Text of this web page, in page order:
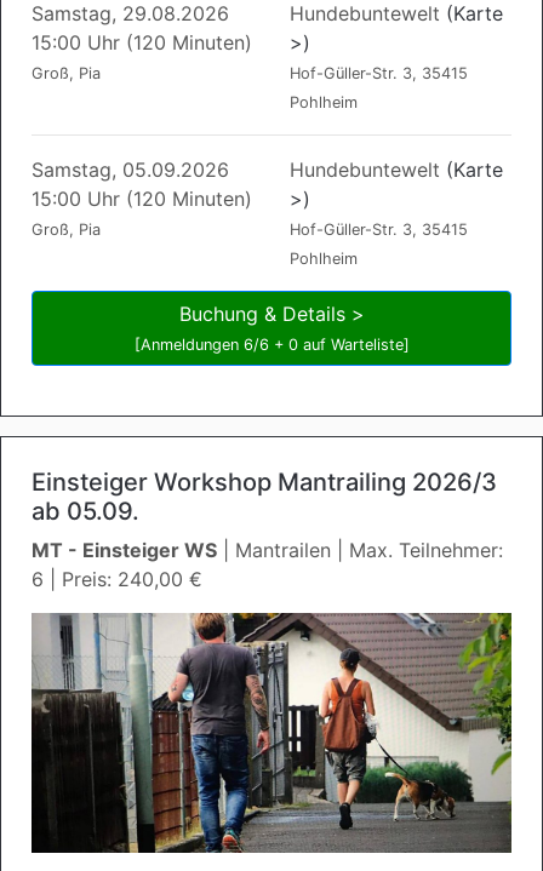
Samstag, 29.08.2026
15:00 Uhr (120 Minuten)
Groß, Pia
Hundebuntewelt (Karte
>)
Hof-Güller-Str. 3, 35415
Pohlheim
Samstag, 05.09.2026
15:00 Uhr (120 Minuten)
Groß, Pia
Hundebuntewelt (Karte
>)
Hof-Güller-Str. 3, 35415
Pohlheim
Buchung & Details >
[Anmeldungen 6/6 + 0 auf Warteliste]
Einsteiger Workshop Mantrailing 2026/3
ab 05.09.
MT - Einsteiger WS | Mantrailen | Max. Teilnehmer:
6 | Preis: 240,00 €